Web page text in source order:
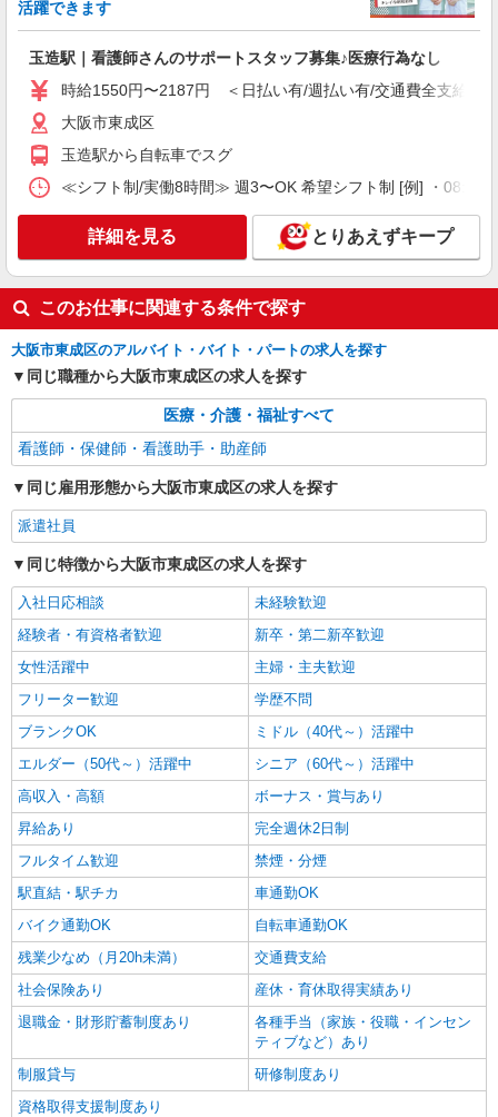
キープ 詳細を見る
派遣社員
株式会社kotrio /●OS-H2-1977316
≪玉造駅／看護助手≫子育て世代活躍中！働き
やすい環境♪
時給1550円〜2187円 ＜日払い有/週払い有/交
通費全支給(ガソリン代含む)＞
大阪市東成区
キープ 詳細を見る
派遣社員
（株）ウィルオブ・ワークCW 天王寺支店/ms270401
看護助手
時給1400円 ◆前払い・日払い・週払いOK
大阪府大阪市東成区
キープ 詳細を見る
派遣社員
株式会社kotrio /●OS-H2-2021389
玉造駅｜家庭と両立できる＊デイサービス看護
師【夜勤なし】
時給2350円〜2937円 ＜日払い有/週払い有/交
通費全支給(ガソリン代含む)＞
大阪市東成区
詳細を見る
活躍できます
玉造駅｜看護師さんのサポートスタッフ募集♪医療行為なし
時給1550円〜2187円 ＜日払い有/週払い有/交通費全支給(ガ
大阪市東成区
玉造駅から自転車でスグ
≪シフト制/実働8時間≫ 週3〜OK 希望シフト制 [例] ・
詳細を見る とりあえずキープ
このお仕事に関連する条件で探す
大阪市東成区のアルバイト・バイト・パートの求人を探す
同じ職種から大阪市東成区の求人を探す
医療・介護・福祉すべて
看護師・保健師・看護助手・助産師
同じ雇用形態から大阪市東成区の求人を探す
派遣社員
同じ特徴から大阪市東成区の求人を探す
入社日応相談
未経験歓迎
経験者・有資格者歓迎
新卒・第二新卒歓迎
女性活躍中
主婦・主夫歓迎
フリーター歓迎
学歴不問
ブランクOK
ミドル（40代～）活躍中
エルダー（50代～）活躍中
シニア（60代～）活躍中
高収入・高額
ボーナス・賞与あり
昇給あり
完全週休2日制
フルタイム歓迎
禁煙・分煙
駅直結・駅チカ
車通勤OK
バイク通勤OK
自転車通勤OK
残業少なめ（月20h未満）
交通費支給
社会保険あり
産休・育休取得実績あり
退職金・財形貯蓄制度あり
各種手当（家族・役職・インセン
ティブなど）あり
制服貸与
研修制度あり
資格取得支援制度あり